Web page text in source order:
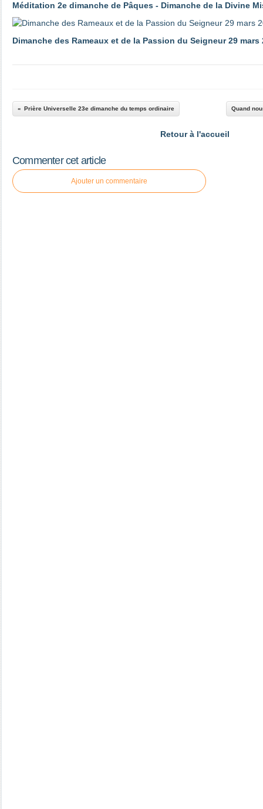
Méditation 2e dimanche de Pâques - Dimanche de la Divine
Dimanche des Rameaux et de la Passion du Seigneur 29 mars
Prière Universelle 23e dimanche du temps ordinaire Quand
Retour à l'accueil
Commenter cet article
Ajouter un commentaire